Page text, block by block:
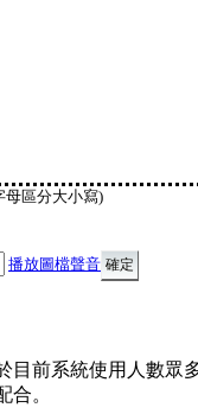
母區分大小寫)
播放圖檔聲音
目前系統使用人數眾
合。